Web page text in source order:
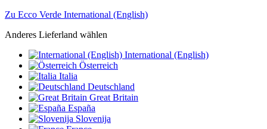
Zu Ecco Verde International (English)
Anderes Lieferland wählen
International (English)
Österreich
Italia
Deutschland
Great Britain
España
Slovenija